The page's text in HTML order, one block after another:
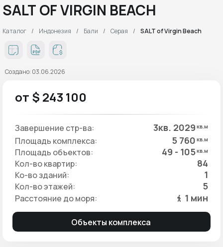
SALT OF VIRGIN BEACH
Каталог Индонезия Бали Серая SALT of Virgin Beach
Создано: 03.06.2026
от $ 243 100
Завершение стр-ва: 3кв. 2029 кв.м
Площадь комплекса: 5 760 кв.м
Площадь объектов: 49 - 105кв.м
Кол-во квартир: 84
Ко-во зданий: 1
Кол-во этажей: 5
Расстояние до моря: 1 мин
Объекты комплекса